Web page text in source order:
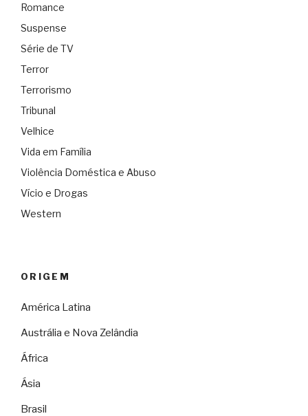
Romance
Suspense
Série de TV
Terror
Terrorismo
Tribunal
Velhice
Vida em Família
Violência Doméstica e Abuso
Vício e Drogas
Western
ORIGEM
América Latina
Austrália e Nova Zelândia
África
Ásia
Brasil